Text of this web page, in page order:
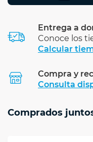
Entrega a
Conoce los
Calcular
Compra y
Consulta
Comprados